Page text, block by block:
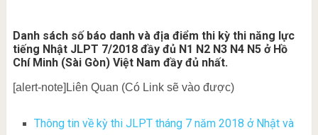
Danh sách số báo danh và địa điểm thi kỳ thi năng lực
tiếng Nhật JLPT 7/2018 đầy đủ N1 N2 N3 N4 N5 ở Hồ
Chí Minh (Sài Gòn) Việt Nam đầy đủ nhất.
[alert-note]Liên Quan (Có Link sẽ vào được)
Thông tin về kỳ thi JLPT tháng 7 năm 2018 ở Nhật và